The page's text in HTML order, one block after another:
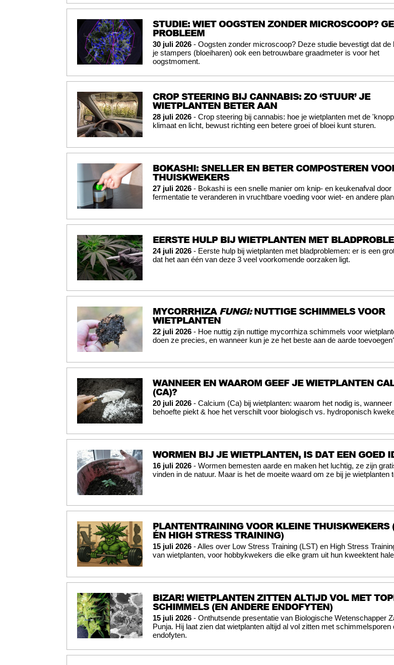
STUDIE: WIET OOGSTEN ZONDER MICROSCOOP?
PROBLEEM
30 juli 2026 - Oogsten zonder microscoop? Deze studie bevestigt dat de
je stampers (bloeiharen) ook een betrouwbare graadmeter is voor het
oogstmoment.
CROP STEERING BIJ CANNABIS: ZO ‘STUUR’ JE
WIETPLANTEN BETER AAN
28 juli 2026 - Crop steering bij cannabis: hoe je wietplanten met de
klimaat en licht, bewust richting een betere groei of bloei kunt sturen.
BOKASHI: SNELLER EN BETER COMPOSTEREN
THUISKWEKERS
27 juli 2026 - Bokashi is een snelle manier om knip- en keukenafval door
fermentatie te veranderen in vruchtbare voeding voor wiet- en andere
EERSTE HULP BIJ WIETPLANTEN MET
24 juli 2026 - Eerste hulp bij wietplanten met bladproblemen: er is een
dat het aan één van deze 3 veel voorkomende oorzaken ligt.
MYCORRHIZAFUNGI:NUTTIGE SCHIMMELS VOOR
WIETPLANTEN
22 juli 2026 - Hoe nuttig zijn nuttige mycorrhiza schimmels voor
doen ze precies, en wanneer kun je ze het beste aan de aarde
WANNEER EN WAAROM GEEF JE WIETPLANTEN
(CA)?
20 juli 2026 - Calcium (Ca) bij wietplanten: waarom het nodig is, wanneer
behoefte piekt & hoe het verschilt voor biologisch vs. hydroponisch
WORMEN BIJ JE WIETPLANTEN, IS DAT EEN GOED
16 juli 2026 - Wormen bemesten aarde en maken het luchtig, ze zijn
vinden in de natuur. Maar is het de moeite waard om ze bij je wietplanten
PLANTENTRAINING VOOR KLEINE THUISKWEKERS
ÉN HIGH STRESS TRAINING)
15 juli 2026 - Alles over Low Stress Training (LST) en High Stress
van wietplanten, voor hobbykwekers die elke gram uit hun kweektent
BIZAR! WIETPLANTEN ZITTEN ALTIJD VOL MET
SCHIMMELS (EN ANDERE ENDOFYTEN)
15 juli 2026 - Onthutsende presentatie van Biologische Wetenschapper
Punja. Hij laat zien dat wietplanten altijd al vol zitten met schimmelsporen
endofyten.